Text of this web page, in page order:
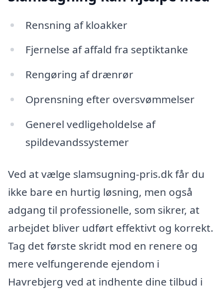
Rensning af kloakker
Fjernelse af affald fra septiktanke
Rengøring af drænrør
Oprensning efter oversvømmelser
Generel vedligeholdelse af
spildevandssystemer
Ved at vælge slamsugning-pris.dk får du
ikke bare en hurtig løsning, men også
adgang til professionelle, som sikrer, at
arbejdet bliver udført effektivt og korrekt.
Tag det første skridt mod en renere og
mere velfungerende ejendom i
Havrebjerg ved at indhente dine tilbud i